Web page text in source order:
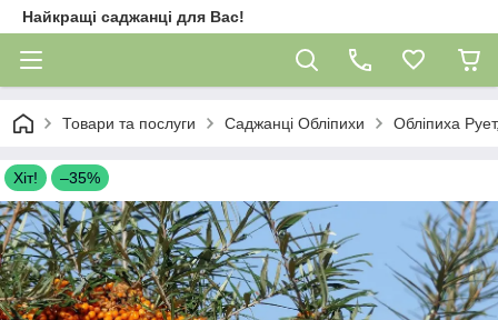
Найкращі саджанці для Вас!
Товари та послуги Саджанці Обліпихи Обліпиха
Хіт! –35%